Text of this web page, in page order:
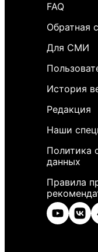
FAQ
Обратная
Для СМИ
История
Редакция
Наши
Политика
данных
Правила